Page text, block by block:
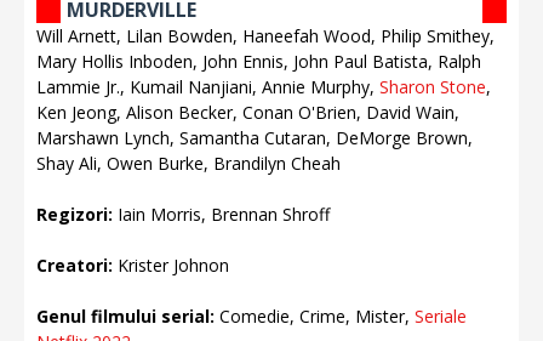
MURDERVILLE
Will Arnett, Lilan Bowden, Haneefah Wood, Philip Smithey,
Mary Hollis Inboden, John Ennis, John Paul Batista, Ralph
Lammie Jr., Kumail Nanjiani, Annie Murphy, Sharon Stone,
Ken Jeong, Alison Becker, Conan O'Brien, David Wain,
Marshawn Lynch, Samantha Cutaran, DeMorge Brown,
Shay Ali, Owen Burke, Brandilyn Cheah
Regizori: Iain Morris, Brennan Shroff
Creatori: Krister Johnon
Genul filmului serial: Comedie, Crime, Mister, Seriale